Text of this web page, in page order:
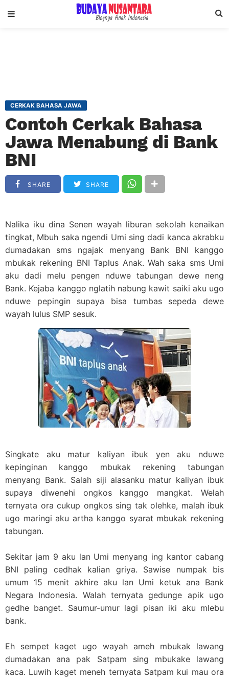
CERKAK BAHASA JAWA
Contoh Cerkak Bahasa
Jawa Menabung di Bank
BNI
SHARE SHARE
Nalika iku dina Senen wayah liburan sekolah kenaikan
tingkat, Mbuh saka ngendi Umi sing dadi kanca akrabku
dumadakan sms ngajak menyang Bank BNI kanggo
mbukak rekening BNI Taplus Anak. Wah saka sms Umi
aku dadi melu pengen nduwe tabungan dewe neng
Bank. Kejaba kanggo nglatih nabung kawit saiki aku ugo
nduwe pepingin supaya bisa tumbas sepeda dewe
wayah lulus SMP sesuk.
Singkate aku matur kaliyan ibuk yen aku nduwe
kepinginan kanggo mbukak rekening tabungan
menyang Bank. Salah siji alasanku matur kaliyan ibuk
supaya diwenehi ongkos kanggo mangkat. Welah
ternyata ora cukup ongkos sing tak olehke, malah ibuk
ugo maringi aku artha kanggo syarat mbukak rekening
tabungan.
Sekitar jam 9 aku lan Umi menyang ing kantor cabang
BNI paling cedhak kalian griya. Sawise numpak bis
umum 15 menit akhire aku lan Umi ketuk ana Bank
Negara Indonesia. Walah ternyata gedunge apik ugo
gedhe banget. Saumur-umur lagi pisan iki aku mlebu
bank.
Eh sempet kaget ugo wayah ameh mbukak lawang
dumadakan ana pak Satpam sing mbukake lawang
kaca. Luwih kaget meneh ternyata Satpam kui mau ora